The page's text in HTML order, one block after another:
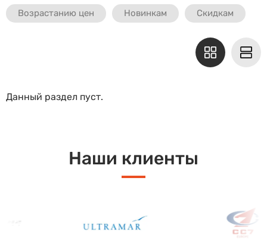
Возрастанию цен Новинкам Скидкам
Данный раздел пуст.
Наши клиенты